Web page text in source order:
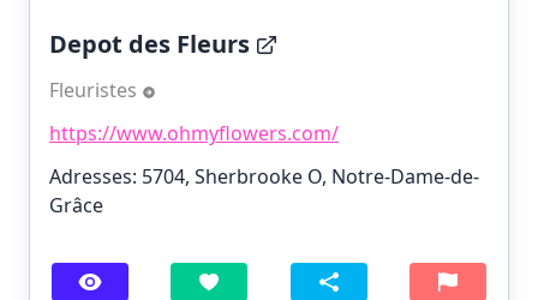
Depot des Fleurs
Fleuristes
https://www.ohmyflowers.com/
Adresses: 5704, Sherbrooke O, Notre-Dame-de-
Grâce